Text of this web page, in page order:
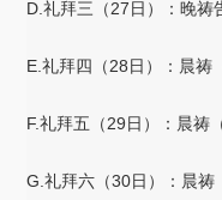
D.礼拜三（27日）：晚祷
E.礼拜四（28日）：晨祷
F.礼拜五（29日）：晨祷
G.礼拜六（30日）：晨祷